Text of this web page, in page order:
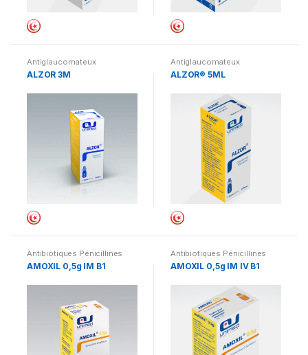
Antiglaucomateux
ALZOR 3M
Antiglaucomateux
ALZOR® 5ML
Antibiotiques Pénicillines
AMOXIL 0,5g IM B1
Antibiotiques Pénicillines
AMOXIL 0,5g IM IV B1